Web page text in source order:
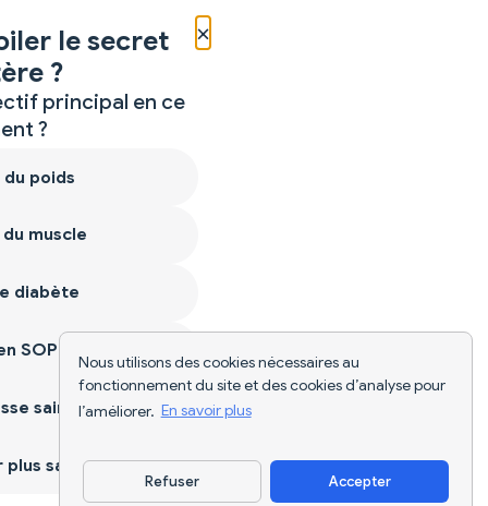
Nous utilisons des cookies nécessaires au
fonctionnement du site et des cookies d’analyse pour
l’améliorer. En savoir plus
Refuser Accepter
Télécharger l'appli
×
le secret
?
principal en ce
?
poids
muscle
diabète
SOPK
saine
sain